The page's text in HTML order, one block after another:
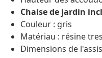
Chaise de jardin
Couleur : gris
Matériau : résine
Dimensions de